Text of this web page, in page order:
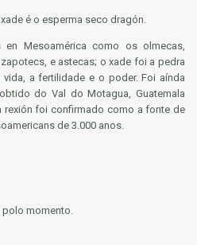
é o esperma seco dragón.
en Mesoamérica como os olmecas,
e astecas; o xade foi a pedra
a fertilidade e o poder. Foi aínda
do Val do Motagua, Guatemala
rexión foi confirmado como a fonte de
de 3.000 anos.
polo momento.